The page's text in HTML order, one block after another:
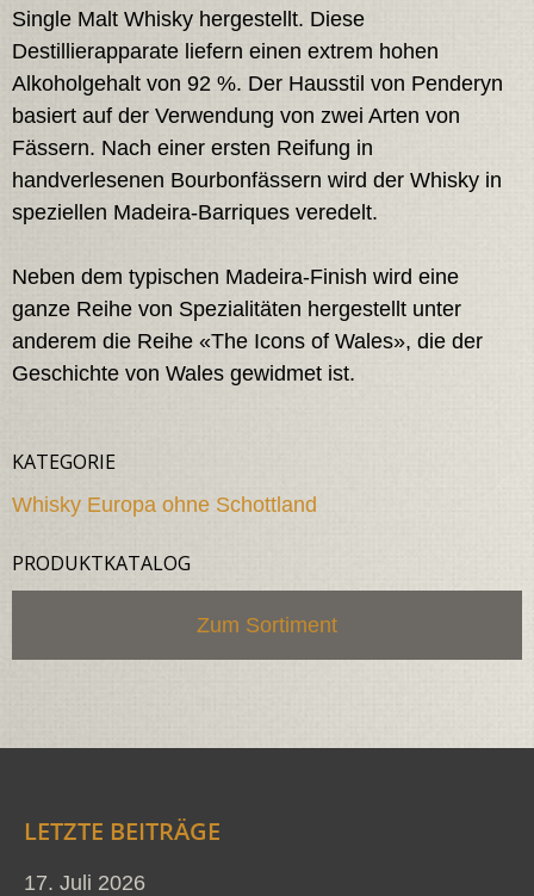
Single Malt Whisky hergestellt. Diese
Destillierapparate liefern einen extrem hohen
Alkoholgehalt von 92 %. Der Hausstil von Penderyn
basiert auf der Verwendung von zwei Arten von
Fässern. Nach einer ersten Reifung in
handverlesenen Bourbonfässern wird der Whisky in
speziellen Madeira-Barriques veredelt.
Neben dem typischen Madeira-Finish wird eine
ganze Reihe von Spezialitäten hergestellt unter
anderem die Reihe «The Icons of Wales», die der
Geschichte von Wales gewidmet ist.
KATEGORIE
Whisky Europa ohne Schottland
PRODUKTKATALOG
Zum Sortiment
LETZTE BEITRÄGE
17. Juli 2026